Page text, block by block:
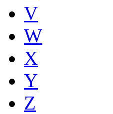
V
W
X
Y
Z